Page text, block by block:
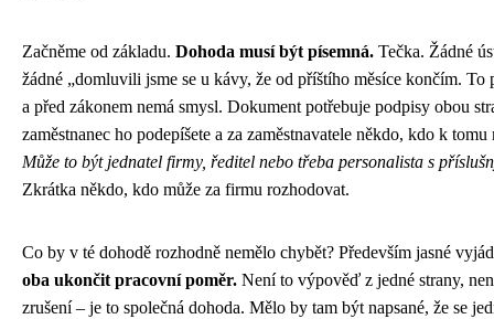
Začněme od základu. Dohoda musí být písemná. Tečka. Žádné
žádné „domluvili jsme se u kávy, že od příštího měsíce končím. To
a před zákonem nemá smysl. Dokument potřebuje podpisy obou
zaměstnanec ho podepíšete a za zaměstnavatele někdo, kdo k
Může to být jednatel firmy, ředitel nebo třeba personalista s
Zkrátka někdo, kdo může za firmu rozhodovat.
Co by v té dohodě rozhodně nemělo chybět? Především jasné
oba ukončit pracovní poměr. Není to výpověď z jedné strany,
zrušení – je to společná dohoda. Mělo by tam být napsané, že se